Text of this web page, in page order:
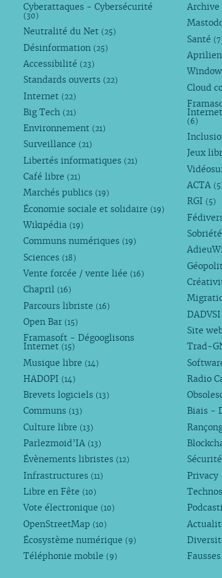
Cyberattaques - Cybersécurité
(30)
Neutralité du Net (25)
Désinformation (25)
Accessibilité (23)
Standards ouverts (22)
Internet (22)
Big Tech (21)
Environnement (21)
Surveillance (21)
Libertés informatiques (21)
Café libre (21)
Marchés publics (19)
Économie sociale et solidaire (19)
Wikipédia (19)
Communs numériques (19)
Sciences (18)
Vente forcée / vente liée (16)
Chapril (16)
Parcours libriste (16)
Open Bar (15)
Framasoft - Dégooglisons
Internet (15)
Musique libre (14)
HADOPI (14)
Brevets logiciels (13)
Communs (13)
Culture libre (13)
Parlezmoid’IA (13)
Évènements libristes (12)
Infrastructures (11)
Libre en Fête (10)
Vote électronique (10)
OpenStreetMap (10)
Écosystème numérique (9)
Téléphonie mobile (9)
Archive
Santé
Aprilien
Cloud
(6)
Jeux
ACTA
RGI (5)
Sobriété
DADVSI
Site
Trad-
Radio
Biais -
Sécurité
Privacy